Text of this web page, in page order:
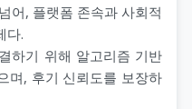
어, 플랫폼 존속과 사회적
다.
하기 위해 알고리즘 기반
며, 후기 신뢰도를 보장하